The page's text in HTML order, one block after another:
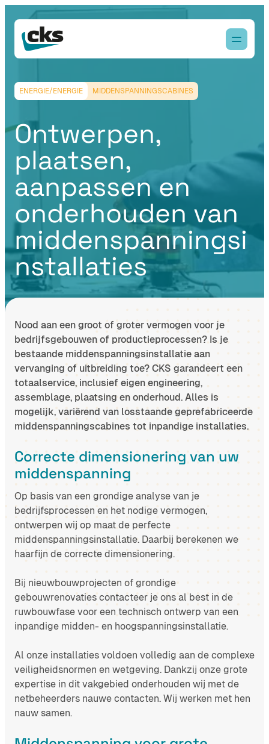
ENERGIE/ENERGIE MIDDENSPANNINGSCABINES
Ontwerpen,
plaatsen,
aanpassen en
onderhouden van
middenspanningsi
nstallaties
Nood aan een groot of groter vermogen voor je
bedrijfsgebouwen of productieprocessen? Is je
bestaande middenspanningsinstallatie aan
vervanging of uitbreiding toe? CKS garandeert een
totaalservice, inclusief eigen engineering,
assemblage, plaatsing en onderhoud. Alles is
mogelijk, variërend van losstaande geprefabriceerde
middenspanningscabines tot inpandige installaties.
Correcte dimensionering van uw
middenspanning
Op basis van een grondige analyse van je
bedrijfsprocessen en het nodige vermogen,
ontwerpen wij op maat de perfecte
middenspanningsinstallatie. Daarbij berekenen we
haarfijn de correcte dimensionering.
Bij nieuwbouwprojecten of grondige
gebouwrenovaties contacteer je ons al best in de
ruwbouwfase voor een technisch ontwerp van een
inpandige midden- en hoogspanningsinstallatie.
Al onze installaties voldoen volledig aan de complexe
veiligheidsnormen en wetgeving. Dankzij onze grote
expertise in dit vakgebied onderhouden wij met de
netbeheerders nauwe contacten. Wij werken met hen
nauw samen.